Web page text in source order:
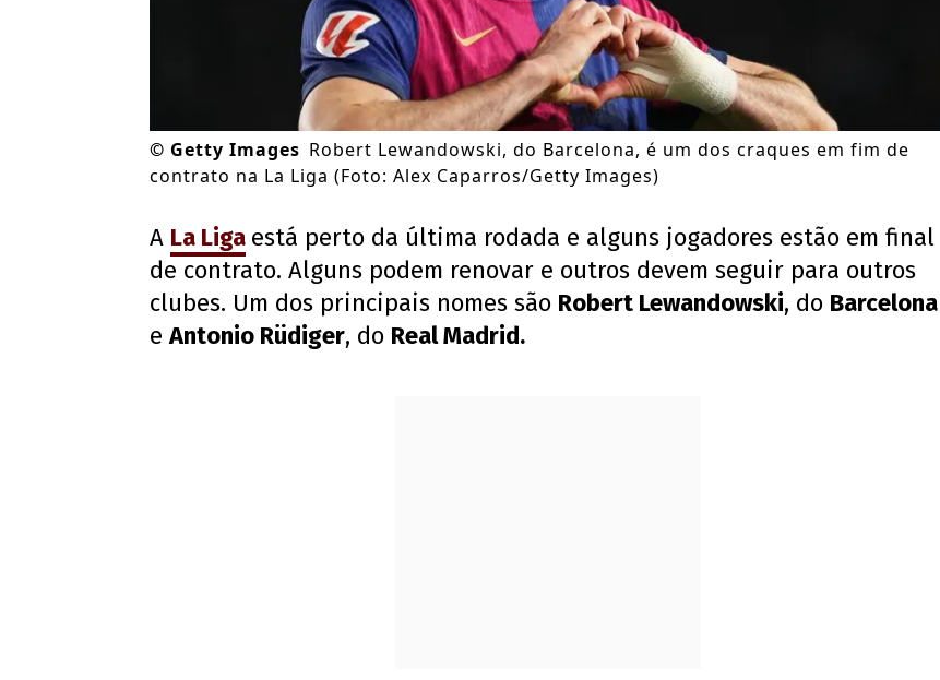
© Getty Images Robert Lewandowski, do Barcelona, é um dos craques em fim de
contrato na La Liga (Foto: Alex Caparros/Getty Images)
A La Liga está perto da última rodada e alguns jogadores estão em final
de contrato. Alguns podem renovar e outros devem seguir para outros
clubes. Um dos principais nomes são Robert Lewandowski, do Barcelona
eAntonio Rüdiger, do Real Madrid.